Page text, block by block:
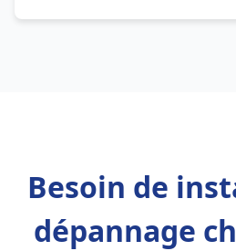
Besoin de
dépannage